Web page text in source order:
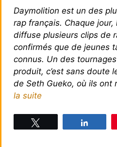
Daymolition est un des
rap français. Chaque jour,
diffuse plusieurs clips de
confirmés que de jeunes
connus. Un des
produit, c’est sans doute
de Seth Gueko, où ils ont
la suite